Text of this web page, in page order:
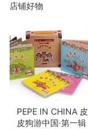
店铺好物
PEPE IN CHINA 皮
皮狗游中国·第一辑